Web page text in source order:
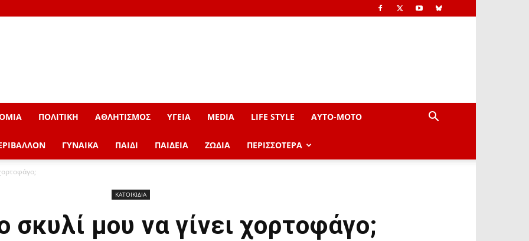
ΠΟΛΙΤΙΚΗ ΑΘΛΗΤΙΣΜΟΣ ΥΓΕΙΑ MEDIA LIFE STYLE AYTO-ΜOTO
ΓΥΝΑΙΚΑ ΠΑΙΔΙ ΠΑΙΔΕΙΑ ΖΩΔΙΑ ΠΕΡΙΣΣΟΤΕΡΑ
ΚΑΤΟΙΚΙΔΙΑ
σκυλί μου να γίνει χορτοφάγο;